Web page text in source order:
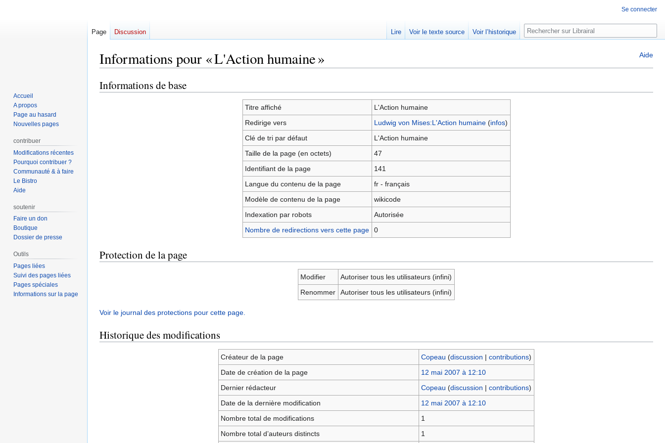
Aide
Informations pour « L'Action humaine »
Aller
à
Aller
à
Informations de base
Titre affiché
L'Action humaine
Redirige vers
Ludwig von Mises:L'Action humaine(infos)
Clé de tri par défaut
L'Action humaine
Taille de la page (en octets)
47
Identifiant de la page
141
Langue du contenu de la page
fr - français
Modèle de contenu de la page
wikicode
Indexation par robots
Autorisée
Nombre de redirections vers cette page
0
Protection de la page
Modifier
Autoriser tous les utilisateurs (infini)
Renommer
Autoriser tous les utilisateurs (infini)
Voir le journal des protections pour cette page.
Historique des modifications
Créateur de la page Copeau (discussion |contributions)
Date de création de la page
12 mai 2007 à 12:10
Dernier rédacteur
Copeau (discussion |contributions)
Date de la dernière modification
12 mai 2007 à 12:10
Nombre total de modifications
1
Nombre total d’auteurs distincts
1
Se connecter
Page Discussion Lire Voir le texte source Voir l’historique Rechercher
Accueil
A propos
Page au hasard
Nouvelles pages
contribuer
Modifications récentes
Pourquoi contribuer ?
Communauté & à faire
Le Bistro
Aide
soutenir
Faire un don
Boutique
Dossier de presse
Outils
Pages liées
Suivi des pages liées
Pages spéciales
Informations sur la page